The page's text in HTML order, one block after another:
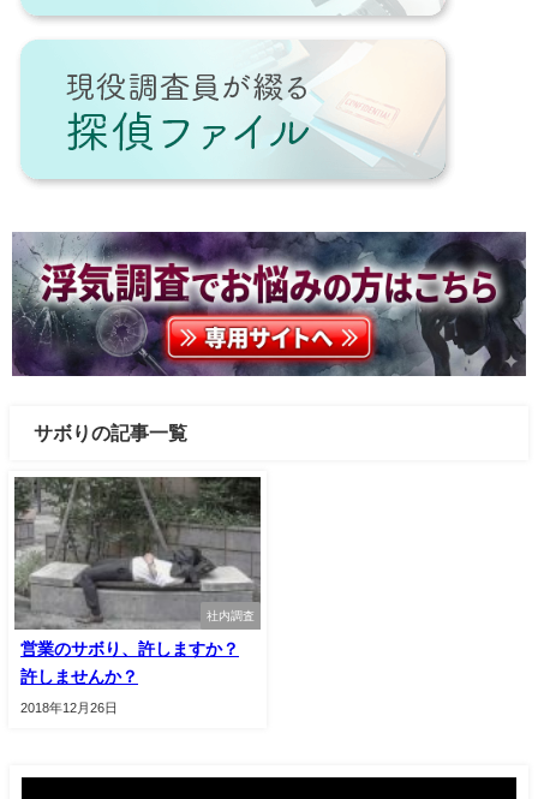
サボりの記事一覧
社内調査
営業のサボり、許しますか？
許しませんか？
2018年12月26日